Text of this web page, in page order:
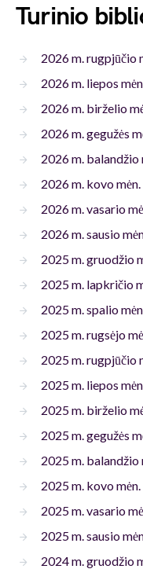
Turinio
2026 m. rugpjūčio
2026 m. liepos
2026 m. birželio
2026 m. gegužės
2026 m. balandžio
2026 m. kovo mėn.
2026 m. vasario
2026 m. sausio
2025 m. gruodžio
2025 m. lapkričio
2025 m. spalio
2025 m. rugsėjo
2025 m. rugpjūčio
2025 m. liepos
2025 m. birželio
2025 m. gegužės
2025 m. balandžio
2025 m. kovo mėn.
2025 m. vasario
2025 m. sausio
2024 m. gruodžio